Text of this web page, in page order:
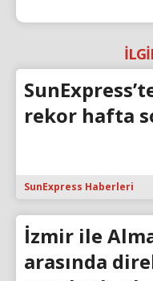
rekor hafta
SunExpress Haberleri
İzmir ile
arasında